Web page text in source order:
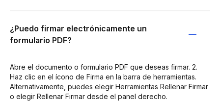
¿Puedo firmar electrónicamente un
formulario PDF?
Abre el documento o formulario PDF que deseas firmar. 2.
Haz clic en el ícono de Firma en la barra de herramientas.
Alternativamente, puedes elegir Herramientas Rellenar Firmar
o elegir Rellenar Firmar desde el panel derecho.